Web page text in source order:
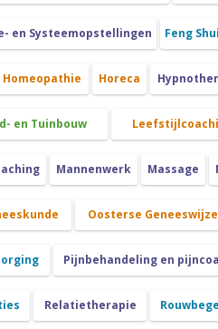
en Systeemopstellingen Feng Shui
Homeopathie Horeca
en Tuinbouw
Mannenwerk Massage
Oosterse
Pijnbehandeling en
Relatietherapie